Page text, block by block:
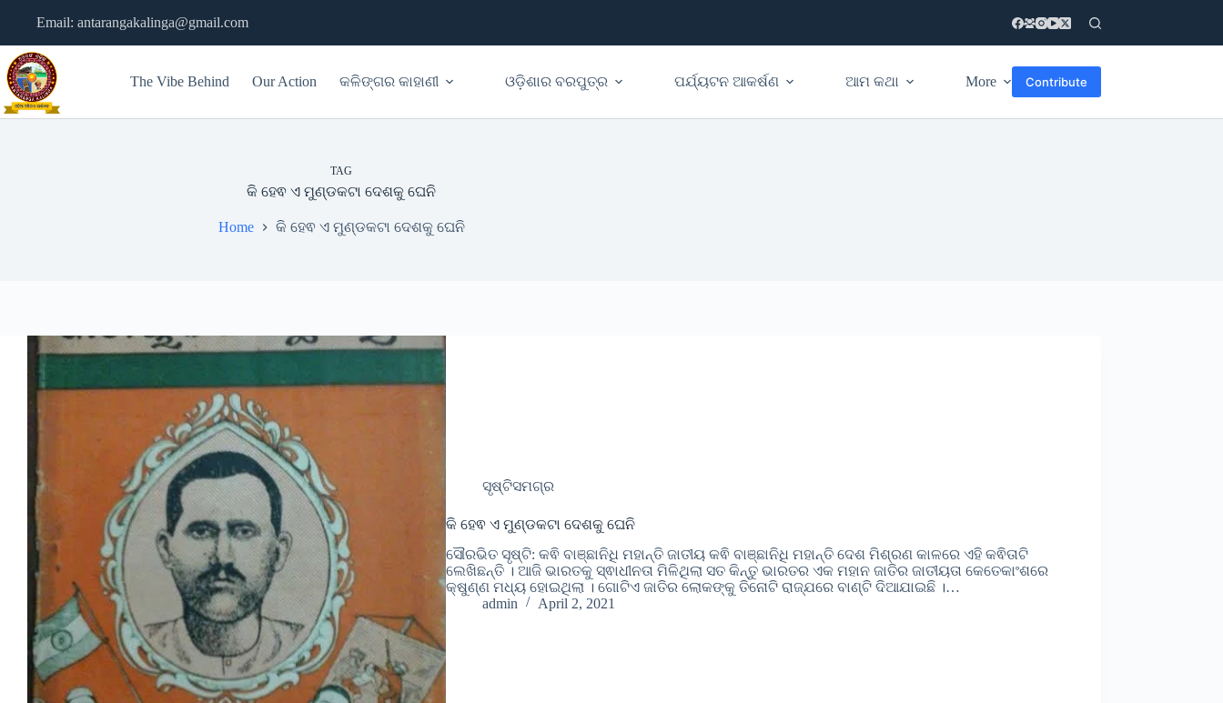
Email: antarangakalinga@gmail.com
The Vibe Behind Our Action କଳିଙ୍ଗର କାହାଣୀ ଓଡ଼ିଶାର ବରପୁତ୍ର ପର୍ଯ୍ୟଟନ ଆକର୍ଷଣ ଆମ କଥା More Contribute
TAG
କି ହେଵ ଏ ମୁଣ୍ଡକଟା ଦେଶକୁ ଘେନି
Home କି ହେଵ ଏ ମୁଣ୍ଡକଟା ଦେଶକୁ ଘେନି
ସୃଷ୍ଟିସମଗ୍ର
କି ହେଵ ଏ ମୁଣ୍ଡକଟା ଦେଶକୁ ଘେନି
ସୌରଭିତ ସୃଷ୍ଟି: କଵି ବାଞ୍ଛାନିଧି ମହାନ୍ତି ଜାତୀୟ କଵି ବାଞ୍ଛାନିଧି ମହାନ୍ତି ଦେଶ ମିଶ୍ରଣ କାଳରେ ଏହି କଵିତାଟି
ଲେଖିଛନ୍ତି । ଆଜି ଭାରତକୁ ସ୍ଵାଧୀନତା ମିଳିଥିଲା ସତ କିନ୍ତୁ ଭାରତର ଏକ ମହାନ ଜାତିର ଜାତୀୟତା କେତେକାଂଶରେ
କ୍ଷୁଣ୍ଣ ମଧ୍ୟ ହୋଇଥିଲା । ଗୋଟିଏ ଜାତିର ଲୋକଙ୍କୁ ତିନୋଟି ରାଜ୍ଯରେ ବାଣ୍ଟି ଦିଆଯାଇଛି ।…
admin
April 2, 2021